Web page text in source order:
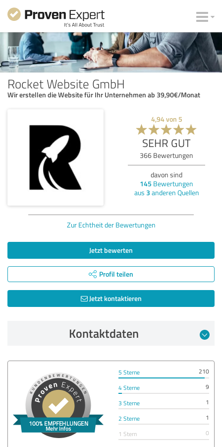
Rocket Website GmbH
Wir erstellen die Website für Ihr Unternehmen ab 39,90€/Monat
4,94von 5
SEHR GUT
366 Bewertungen
davon sind
145 Bewertungen
aus 3 anderen Quellen
Zur Echtheit der Bewertungen
Jetzt bewerten
Profil teilen
Jetzt kontaktieren
Kontaktdaten
5 Sterne
210
4 Sterne
9
3 Sterne
1
2 Sterne
1
1 Stern
0